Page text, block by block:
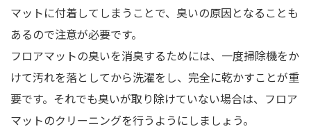
マットに付着してしまうことで、臭いの原因となることも
あるので注意が必要です。
フロアマットの臭いを消臭するためには、一度掃除機をか
けて汚れを落としてから洗濯をし、完全に乾かすことが重
要です。それでも臭いが取り除けていない場合は、フロア
マットのクリーニングを行うようにしましょう。